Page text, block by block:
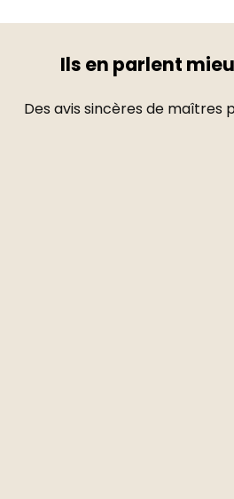
Ils en parlent
Des avis sincères de maîtres